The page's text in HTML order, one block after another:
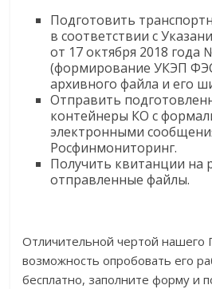
Подготовить
в соответствии с
от 17 октября 2018 года
(формирование УКЭП
архивного файла и его
Отправить
контейнеры КО с
электронными
Росфинмониторинг.
Получить квитанции на
отправленные файлы.
Отличительной чертой нашего
возможность опробовать его
бесплатно, заполните форму и